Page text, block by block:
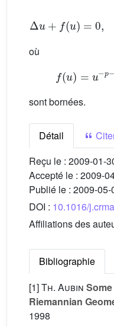
Δu+f( u) =0
où
f( ) p−
sont bornées.
Détail
Reçu le : 2009-01-
Accepté le : 2009-
Publié le : 2009-05-
DOI : 10.1016/
Affiliations des
Bibliographie
[1]Th. Aubin
Riemannian
1998